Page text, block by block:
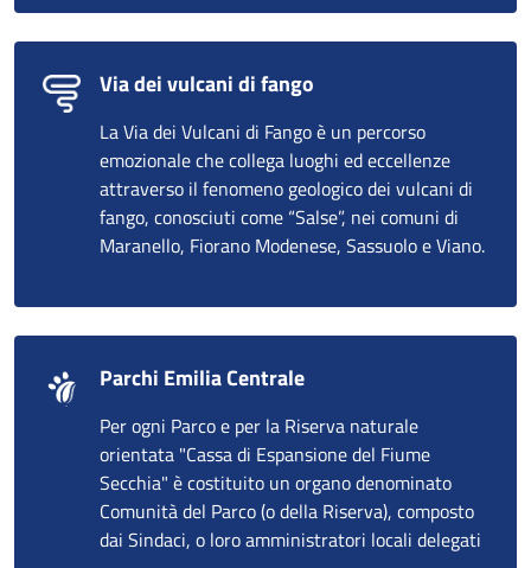
Via dei vulcani di fango
La Via dei Vulcani di Fango è un percorso
emozionale che collega luoghi ed eccellenze
attraverso il fenomeno geologico dei vulcani di
fango, conosciuti come “Salse”, nei comuni di
Maranello, Fiorano Modenese, Sassuolo e Viano.
Parchi Emilia Centrale
Per ogni Parco e per la Riserva naturale
orientata "Cassa di Espansione del Fiume
Secchia" è costituito un organo denominato
Comunità del Parco (o della Riserva), composto
dai Sindaci, o loro amministratori locali delegati